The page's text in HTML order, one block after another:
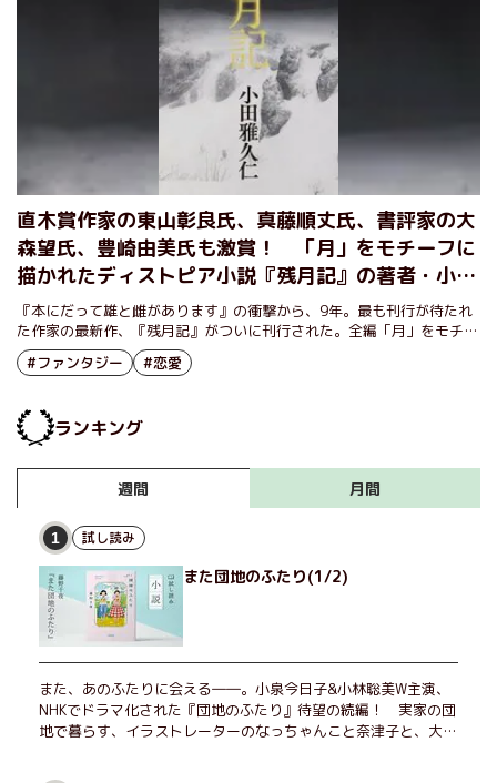
直木賞作家の東山彰良氏、真藤順丈氏、書評家の大
森望氏、豊崎由美氏も激賞！ 「月」をモチーフに
描かれたディストピア小説『残月記』の著者・小田
雅久仁に迫るロングインタビュー〈前編〉
『本にだって雄と雌があります』の衝撃から、9年。最も刊行が待たれ
た作家の最新作、『残月記』がついに刊行された。全編「月」をモチー
フに描かれたエンタテインメント小説である本作には、発売前から作
家、書評家諸氏から激賞の言葉が寄せられている。著者にとって初めて
#ファンタジー #恋愛
ランキング
週間 月間
1 試し読み
また団地のふたり(1/2)
また、あのふたりに会える――。小泉今日子&小林聡美W主演、
NHKでドラマ化された『団地のふたり』待望の続編！ 実家の団
地で暮らす、イラストレーターのなっちゃんこと奈津子と、大学